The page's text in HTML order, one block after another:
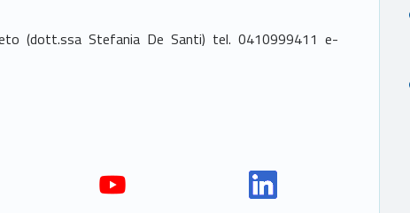
(dott.ssa Stefania De Santi) tel. 0410999411 e-